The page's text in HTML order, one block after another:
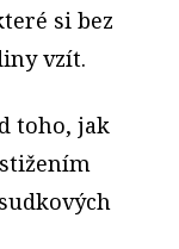
si bez
vzít.
toho, jak